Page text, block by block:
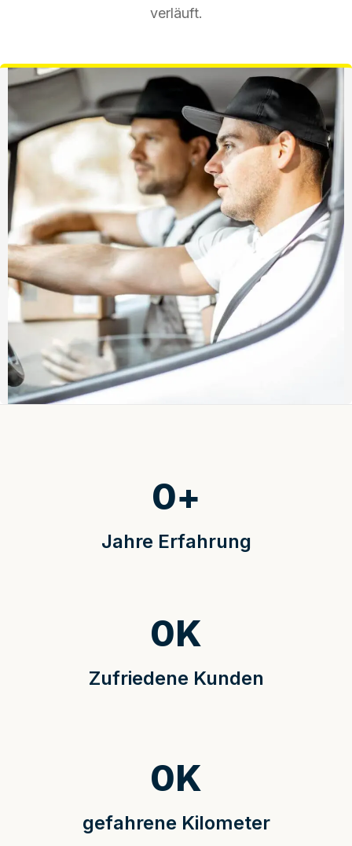
verläuft.
Jahre Erfahrung
0+
Zufriedene Kunden
0K
gefahrene Kilometer
0K